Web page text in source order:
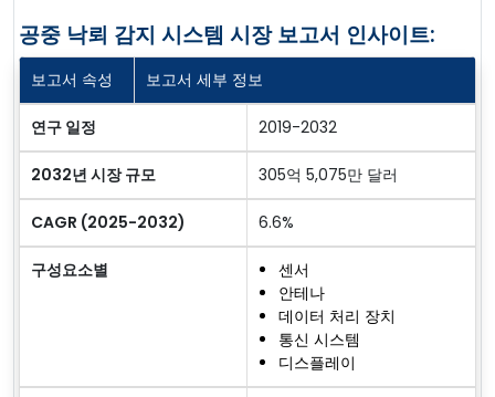
공중 낙뢰 감지 시스템 시장 보고서 인사이트:
보고서 속성 보고서 세부 정보
연구 일정 2019-2032
2032년 시장 규모 305억 5,075만 달러
CAGR (2025-2032) 6.6%
구성요소별
센서
안테나
데이터 처리 장치
통신 시스템
디스플레이